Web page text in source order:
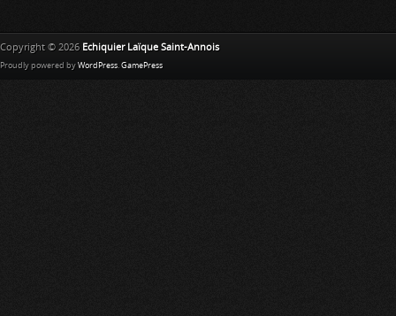
Copyright © 2026 Echiquier Laïque Saint-Annois
Proudly powered by WordPress. GamePress